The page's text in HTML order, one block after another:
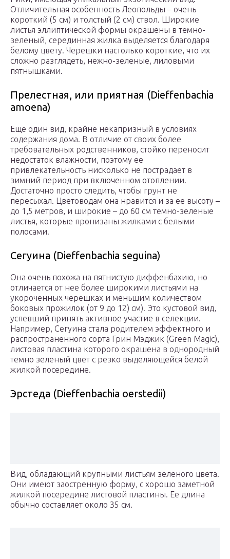
Отличительная особенность Леопольды – очень
короткий (5 см) и толстый (2 см) ствол. Широкие
листья эллиптической формы окрашены в темно-
зеленый, серединная жилка выделяется благодаря
белому цвету. Черешки настолько короткие, что их
сложно разглядеть, нежно-зеленые, лиловыми
пятнышками.
Прелестная, или приятная (Dieffenbachia
amoena)
Еще один вид, крайне некапризный в условиях
содержания дома. В отличие от своих более
требовательных родственников, стойко переносит
недостаток влажности, поэтому ее
привлекательность нисколько не пострадает в
зимний период при включенном отоплении.
Достаточно просто следить, чтобы грунт не
пересыхал. Цветоводам она нравится и за ее высоту –
до 1,5 метров, и широкие – до 60 см темно-зеленые
листья, которые пронизаны жилками с белыми
полосами.
Сегуина (Dieffenbachia seguina)
Она очень похожа на пятнистую диффенбахию, но
отличается от нее более широкими листьями на
укороченных черешках и меньшим количеством
боковых прожилок (от 9 до 12) см). Это кустовой вид,
успевший принять активное участие в селекции.
Например, Сегуина стала родителем эффектного и
распространенного сорта Грин Мэджик (Green Magic),
листовая пластина которого окрашена в однородный
темно зеленый цвет с резко выделяющейся белой
жилкой посередине.
Эрстеда (Dieffenbachia oerstedii)
Вид, обладающий крупными листьям зеленого цвета.
Они имеют заостренную форму, с хорошо заметной
жилкой посередине листовой пластины. Ее длина
обычно составляет около 35 см.